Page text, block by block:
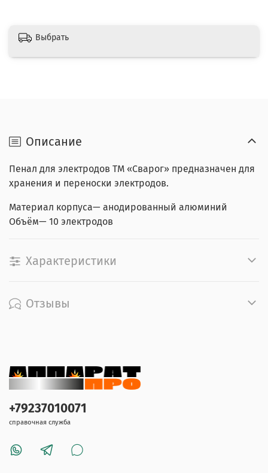
Выбрать
Описание
Пенал для электродов ТМ «Сварог» предназначен для
хранения и переноски электродов.
Материал корпуса— анодированный алюминий
Объём— 10 электродов
Характеристики
Отзывы
+79237010071
справочная служба